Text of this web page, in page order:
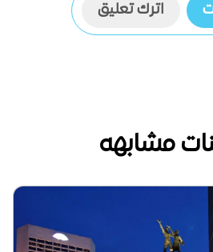
اترك تعليق
مشابهه